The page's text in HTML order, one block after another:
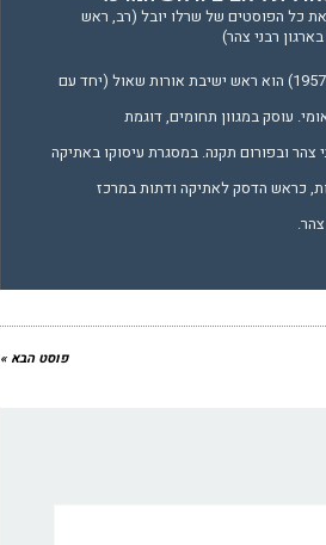
כל הפוסטים של שרלו יובל (רב, ראש
רבני צהר)
הרב יובל שֶרְלוֹ (נולד ב-ז' טבת תשי"ח 30 בדצמבר 1957) הוא ראש ישיבת אורות שאול (יחד עם
עוסק במגוון תחומים, דוגמת
צהר ובפורום תקנה. במסגרת עיסוקו באתיקה
כראש הדסק לאתיקה ודתות במרכז
פוסט הבא »